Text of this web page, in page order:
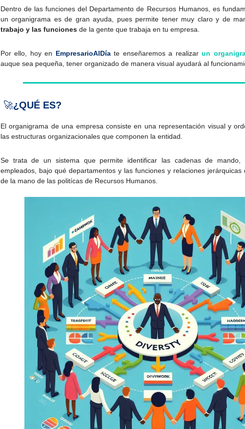
Dentro de las funciones del Departamento de Recursos Humanos, es
un organigrama es de gran ayuda, pues permite tener muy claro y de
trabajo y las funciones de la gente que trabaja en tu empresa.
Por ello, hoy en EmpresarioAlDíate enseñaremos a realizarun
auque sea pequeña, tener organizado de manera visual ayudará al
🚀¿QUÉ ES?
El organigrama de una empresa consiste en una representación visual y
las estructuras organizacionales que componen la entidad.
Se trata de un sistema que permite identificar las cadenas de mando,
empleados, bajo qué departamentos y las funciones y relaciones
de la mano de las politícas de Recursos Humanos.